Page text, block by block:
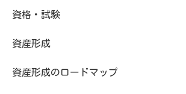
資格・試験
資産形成
資産形成のロードマップ